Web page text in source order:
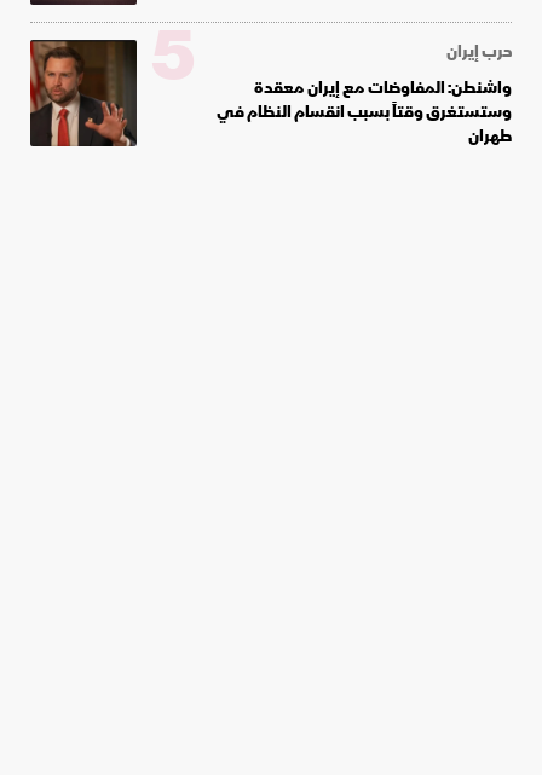
حرب إيران
واشنطن: المفاوضات مع إيران معقدة
وستستغرق وقتاً بسبب انقسام النظام في
طهران
5